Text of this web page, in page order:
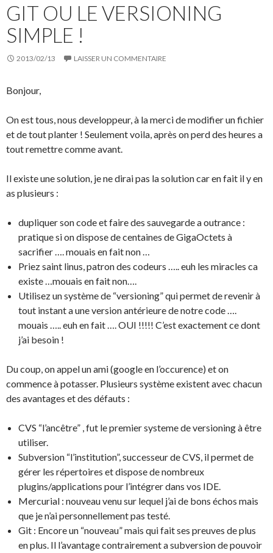
GIT OU LE VERSIONING
SIMPLE !
2013/02/13 LAISSER UN COMMENTAIRE
Bonjour,
On est tous, nous developpeur, à la merci de modifier un fichier
et de tout planter ! Seulement voila, après on perd des heures a
tout remettre comme avant.
Il existe une solution, je ne dirai pas la solution car en fait il y en
as plusieurs :
dupliquer son code et faire des sauvegarde a outrance :
pratique si on dispose de centaines de GigaOctets à
sacrifier …. mouais en fait non …
Priez saint linus, patron des codeurs ….. euh les miracles ca
existe …mouais en fait non….
Utilisez un système de “versioning” qui permet de revenir à
tout instant a une version antérieure de notre code ….
mouais ….. euh en fait …. OUI !!!!! C’est exactement ce dont
j’ai besoin !
Du coup, on appel un ami (google en l’occurence) et on
commence à potasser. Plusieurs système existent avec chacun
des avantages et des défauts :
CVS “l’ancêtre” , fut le premier systeme de versioning à être
utiliser.
Subversion “l’institution”, successeur de CVS, il permet de
gérer les répertoires et dispose de nombreux
plugins/applications pour l’intégrer dans vos IDE.
Mercurial : nouveau venu sur lequel j’ai de bons échos mais
que je n’ai personnellement pas testé.
Git : Encore un “nouveau” mais qui fait ses preuves de plus
en plus. Il l’avantage contrairement a subversion de pouvoir